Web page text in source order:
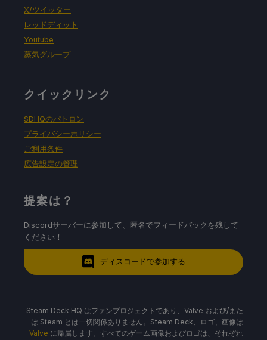
X/ツイッター
レッドディット
Youtube
蒸気グループ
クイックリンク
SDHQのパトロン
プライバシーポリシー
ご利用条件
広告設定の管理
提案は？
Discordサーバーに参加して、匿名でフィードバックを残して
ください！
ディスコードで参加する
Steam Deck HQ はファンプロジェクトであり、Valve および/また
は Steam とは一切関係ありません。Steam Deck、ロゴ、画像は
Valve に帰属します。すべてのゲーム画像およびロゴは、それぞれ